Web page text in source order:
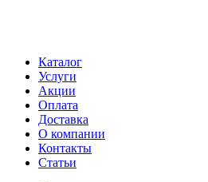
Каталог
Услуги
Акции
Оплата
Доставка
О компании
Контакты
Статьи